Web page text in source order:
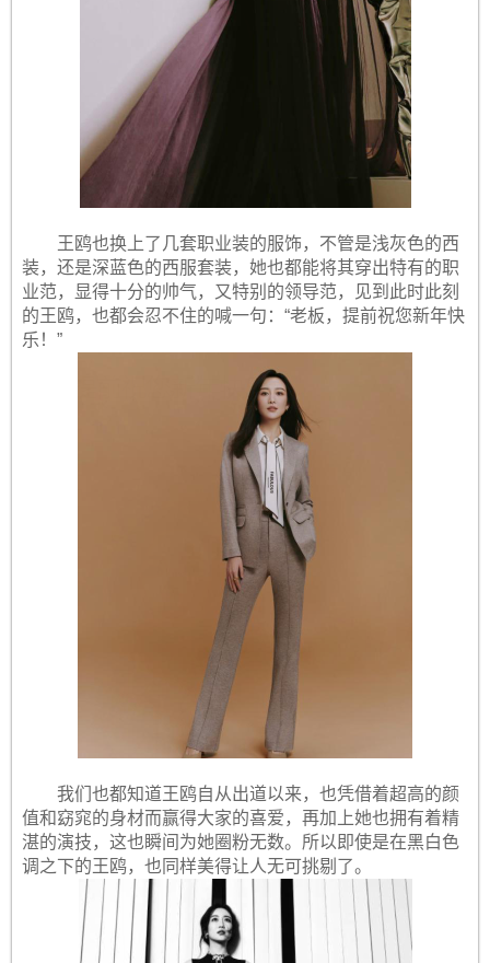
王鸥也换上了几套职业装的服饰，不管是浅灰色的西
装，还是深蓝色的西服套装，她也都能将其穿出特有的职
业范，显得十分的帅气，又特别的领导范，见到此时此刻
的王鸥，也都会忍不住的喊一句：“老板，提前祝您新年快
乐！”
我们也都知道王鸥自从出道以来，也凭借着超高的颜
值和窈窕的身材而赢得大家的喜爱，再加上她也拥有着精
湛的演技，这也瞬间为她圈粉无数。所以即使是在黑白色
调之下的王鸥，也同样美得让人无可挑剔了。